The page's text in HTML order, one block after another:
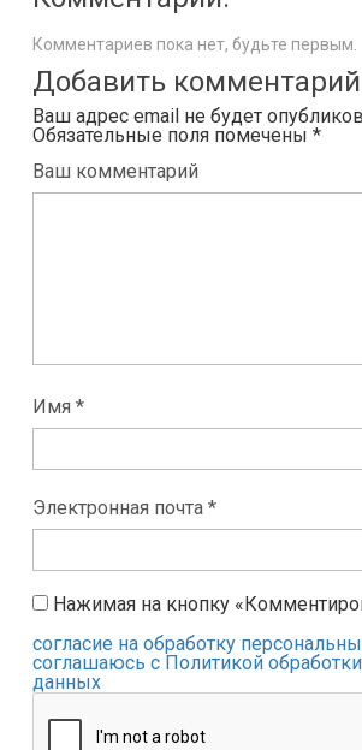
Комментариев пока нет, будьте первым.
Добавить комментарий
Ваш адрес email не будет
Обязательные поля помечены *
Ваш комментарий
Имя *
Электронная почта *
Нажимая на кнопку
согласие на обработку
соглашаюсь с Политикой
данных